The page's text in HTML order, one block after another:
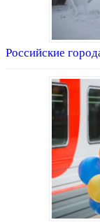
Российские